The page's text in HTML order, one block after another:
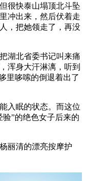
很快泰山塌顶北斗坠
冲出来，然后伏着走
，把她领走了，再没
湖北省委书记叫来痛
浑身大汗淋漓，听到
里哆嗦的倒退着出了
入眠的状态。而这位
”的绝色女子后来的
丽清的漂亮按摩护